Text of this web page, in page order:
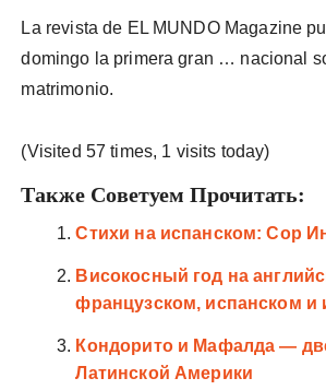
La revista de EL MUNDO Magazine
domingo la primera gran … nacional
matrimonio.
(Visited 57 times, 1 visits today)
Также Советуем Прочитать:
Стихи на испанском: Сор
Високосный год на
французском, испанском и
Кондорито и Мафалда —
Латинской Америки